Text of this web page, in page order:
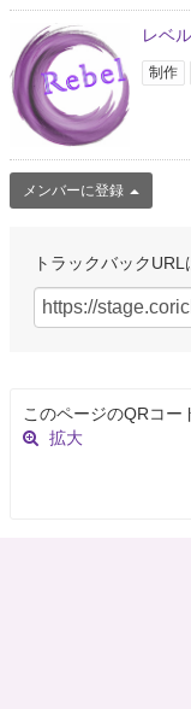
レベ
制作
メンバーに登録
トラックバックURL
このページのQRコー
拡大